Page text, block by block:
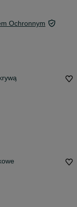
Ochronnym